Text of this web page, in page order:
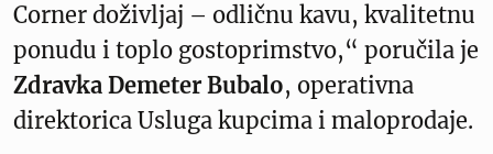
Corner doživljaj – odličnu kavu, kvalitetnu
ponudu i toplo gostoprimstvo,“ poručila je
Zdravka Demeter Bubalo, operativna
direktorica Usluga kupcima i maloprodaje.